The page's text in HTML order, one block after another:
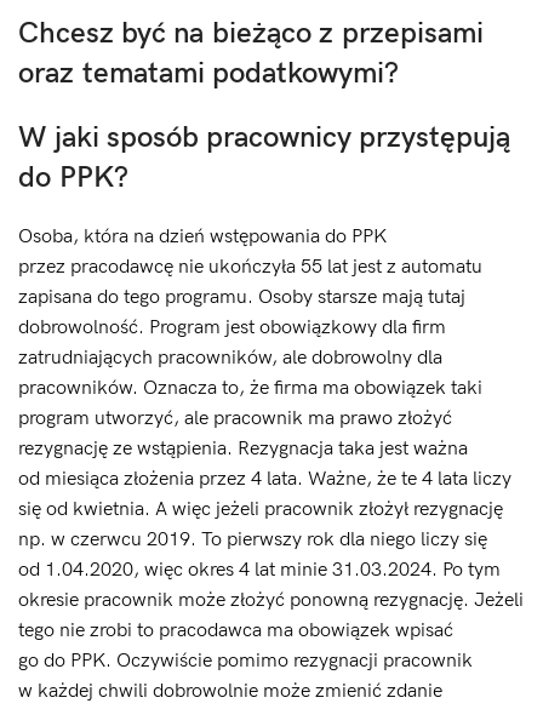
Chcesz być na bieżąco z przepisami
oraz tematami podatkowymi?
W jaki sposób pracownicy przystępują
do PPK?
Osoba, która na dzień wstępowania do PPK
przez pracodawcę nie ukończyła 55 lat jest z automatu
zapisana do tego programu. Osoby starsze mają tutaj
dobrowolność. Program jest obowiązkowy dla firm
zatrudniających pracowników, ale dobrowolny dla
pracowników. Oznacza to, że firma ma obowiązek taki
program utworzyć, ale pracownik ma prawo złożyć
rezygnację ze wstąpienia. Rezygnacja taka jest ważna
od miesiąca złożenia przez 4 lata. Ważne, że te 4 lata liczy
się od kwietnia. A więc jeżeli pracownik złożył rezygnację
np. w czerwcu 2019. To pierwszy rok dla niego liczy się
od 1.04.2020, więc okres 4 lat minie 31.03.2024. Po tym
okresie pracownik może złożyć ponowną rezygnację. Jeżeli
tego nie zrobi to pracodawca ma obowiązek wpisać
go do PPK. Oczywiście pomimo rezygnacji pracownik
w każdej chwili dobrowolnie może zmienić zdanie